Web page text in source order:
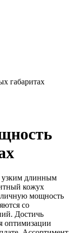
габаритах
узким длинным
кожух
мощность
со
Достичь
оптимизации